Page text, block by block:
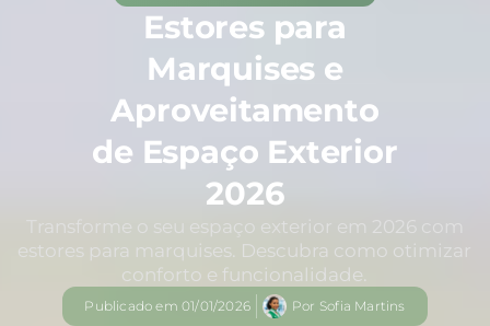
Estores para
Marquises e
Aproveitamento
de Espaço Exterior
2026
Transforme o seu espaço exterior em 2026 com
estores para marquises. Descubra como otimizar
conforto e funcionalidade.
Publicado em01/01/2026 Por Sofia Martins